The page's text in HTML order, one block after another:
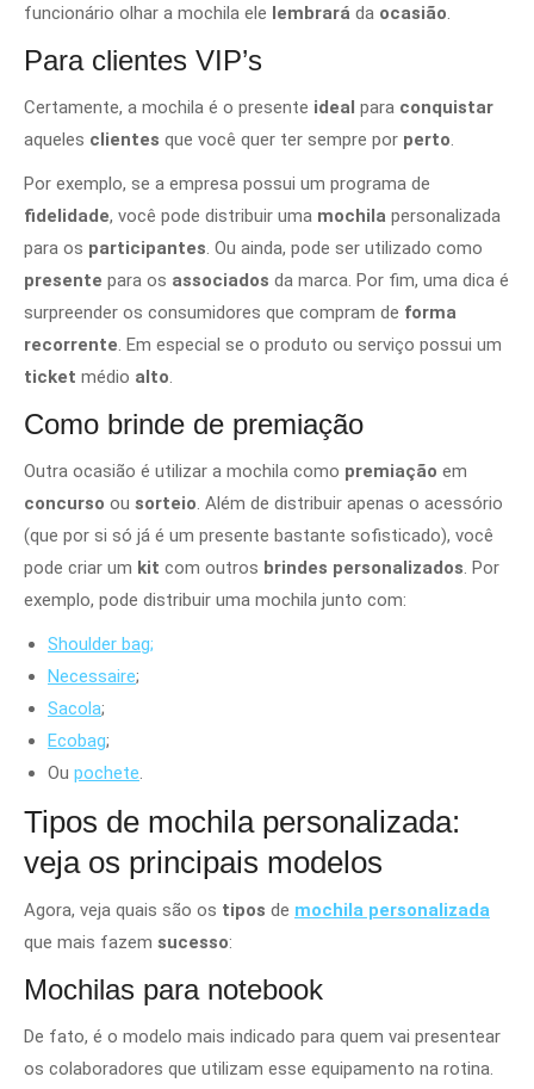
funcionário olhar a mochila ele lembrará da ocasião.
Para clientes VIP’s
Certamente, a mochila é o presente ideal para conquistar
aqueles clientes que você quer ter sempre por perto.
Por exemplo, se a empresa possui um programa de
fidelidade, você pode distribuir uma mochila personalizada
para os participantes. Ou ainda, pode ser utilizado como
presente para os associados da marca. Por fim, uma dica é
surpreender os consumidores que compram de forma
recorrente. Em especial se o produto ou serviço possui um
ticket médio alto.
Como brinde de premiação
Outra ocasião é utilizar a mochila como premiação em
concurso ou sorteio. Além de distribuir apenas o acessório
(que por si só já é um presente bastante sofisticado), você
pode criar um kit com outros brindes personalizados. Por
exemplo, pode distribuir uma mochila junto com:
Shoulder bag;
Necessaire;
Sacola;
Ecobag;
Ou pochete.
Tipos de mochila personalizada:
veja os principais modelos
Agora, veja quais são os tipos de mochila personalizada
que mais fazem sucesso:
Mochilas para notebook
De fato, é o modelo mais indicado para quem vai presentear
os colaboradores que utilizam esse equipamento na rotina.